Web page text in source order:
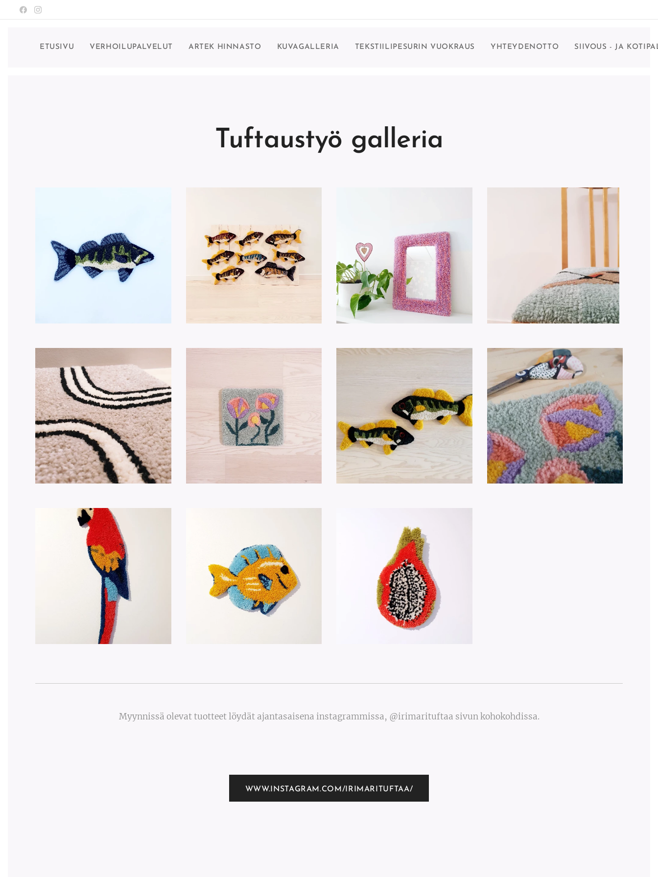
ETUSIVU VERHOILUPALVELUT ARTEK HINNASTO KUVAGALLERIA TEKSTIILIPESURIN VUOKRAUS YHTEYDENOTTO SIIVOUS - JA
Tuftaustyö galleria
Myynnissä olevat tuotteet löydät ajantasaisena instagrammissa, @irimarituftaa sivun kohokohdissa.
WWW.INSTAGRAM.COM/IRIMARITUFTAA/